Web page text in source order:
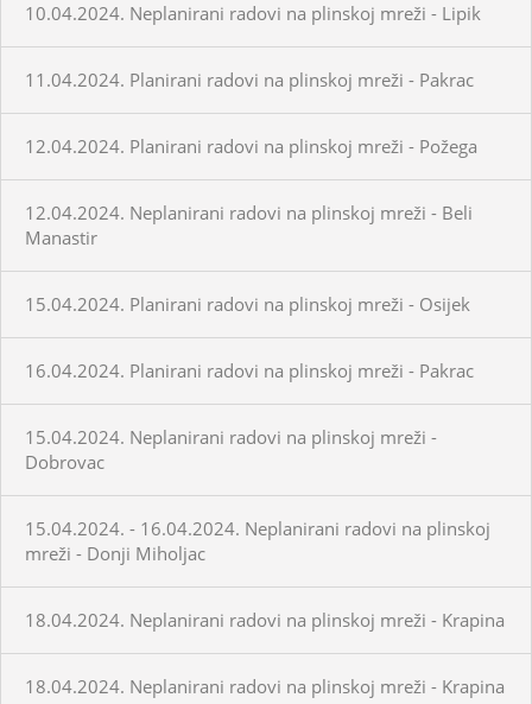
10.04.2024. Neplanirani radovi na plinskoj mreži - Lipik
11.04.2024. Planirani radovi na plinskoj mreži - Pakrac
12.04.2024. Planirani radovi na plinskoj mreži - Požega
12.04.2024. Neplanirani radovi na plinskoj mreži - Beli
Manastir
15.04.2024. Planirani radovi na plinskoj mreži - Osijek
16.04.2024. Planirani radovi na plinskoj mreži - Pakrac
15.04.2024. Neplanirani radovi na plinskoj mreži -
Dobrovac
15.04.2024. - 16.04.2024. Neplanirani radovi na plinskoj
mreži - Donji Miholjac
18.04.2024. Neplanirani radovi na plinskoj mreži - Krapina
18.04.2024. Neplanirani radovi na plinskoj mreži - Krapina